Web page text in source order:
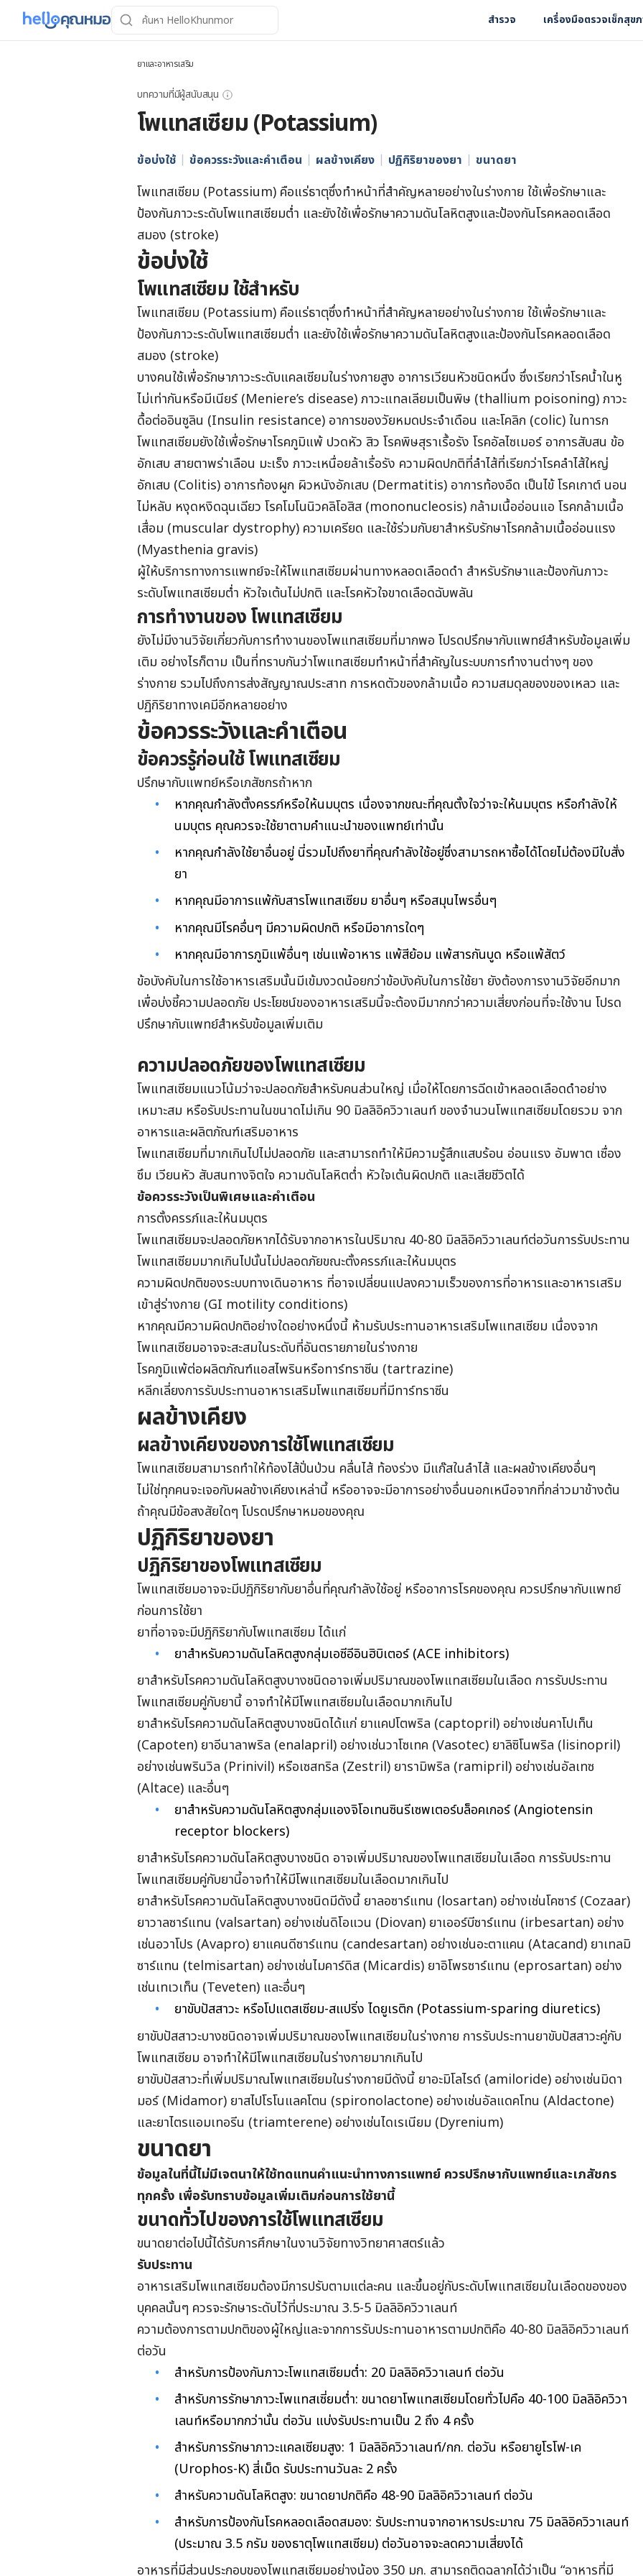
สำรวจ เครื่องมือตรวจเช็กสุข
ยาและอาหารเสริม
บทความที่มีผู้สนับสนุน
โพแทสเซียม (Potassium)
ข้อบ่งใช้ ข้อควรระวังและคำเตือน ผลข้างเคียง ปฏิกิริยาของยา ขนาดยา
โพแทสเซียม (Potassium) คือแร่ธาตุซึ่งทำหน้าที่สำคัญหลายอย่างในร่างกาย ใช้เพื่อรักษาและ
ป้องกันภาวะระดับโพแทสเซียมต่ำ และยังใช้เพื่อรักษาความดันโลหิตสูงและป้องกันโรคหลอดเลือด
สมอง (stroke)
ข้อบ่งใช้
โพแทสเซียม ใช้สำหรับ
โพแทสเซียม (Potassium) คือแร่ธาตุซึ่งทำหน้าที่สำคัญหลายอย่างในร่างกาย ใช้เพื่อรักษาและ
ป้องกันภาวะระดับโพแทสเซียมต่ำ และยังใช้เพื่อรักษาความดันโลหิตสูงและป้องกันโรคหลอดเลือด
สมอง (stroke)
บางคนใช้เพื่อรักษาภาวะระดับแคลเซียมในร่างกายสูง อาการเวียนหัวชนิดหนึ่ง ซึ่งเรียกว่าโรคน้ำในหู
ไม่เท่ากันหรือมีเนียร์ (Meniere’s disease) ภาวะแทลเลียมเป็นพิษ (thallium poisoning) ภาวะ
ดื้อต่ออินซูลิน (Insulin resistance) อาการของวัยหมดประจำเดือน และโคลิก (colic) ในทารก
โพแทสเซียมยังใช้เพื่อรักษาโรคภูมิแพ้ ปวดหัว สิว โรคพิษสุราเรื้อรัง โรคอัลไซเมอร์ อาการสับสน ข้อ
อักเสบ สายตาพร่าเลือน มะเร็ง ภาวะเหนื่อยล้าเรื่อรัง ความผิดปกติที่ลำไส้ที่เรียกว่าโรคลำไส้ใหญ่
อักเสบ (Colitis) อาการท้องผูก ผิวหนังอักเสบ (Dermatitis) อาการท้องอืด เป็นไข้ โรคเกาต์ นอน
ไม่หลับ หงุดหงิดฉุนเฉียว โรคโมโนนิวคลิโอสิส (mononucleosis) กล้ามเนื้ออ่อนแอ โรคกล้ามเนื้อ
เสื่อม (muscular dystrophy) ความเครียด และใช้ร่วมกับยาสำหรับรักษาโรคกล้ามเนื้ออ่อนแรง
(Myasthenia gravis)
ผู้ให้บริการทางการแพทย์จะให้โพแทสเซียมผ่านทางหลอดเลือดดำ สำหรับรักษาและป้องกันภาวะ
ระดับโพแทสเซียมต่ำ หัวใจเต้นไม่ปกติ และโรคหัวใจขาดเลือดฉับพลัน
การทำงานของ โพแทสเซียม
ยังไม่มีงานวิจัยเกี่ยวกับการทำงานของโพแทสเซียมที่มากพอ โปรดปรึกษากับแพทย์สำหรับข้อมูลเพิ่ม
เติม อย่างไรก็ตาม เป็นที่ทราบกันว่าโพแทสเซียมทำหน้าที่สำคัญในระบบการทำงานต่างๆ ของ
ร่างกาย รวมไปถึงการส่งสัญญาณประสาท การหดตัวของกล้ามเนื้อ ความสมดุลของของเหลว และ
ปฏิกิริยาทางเคมีอีกหลายอย่าง
ข้อควรระวังและคำเตือน
ข้อควรรู้ก่อนใช้ โพแทสเซียม
ปรึกษากับแพทย์หรือเภสัชกรถ้าหาก
หากคุณกำลังตั้งครรภ์หรือให้นมบุตร เนื่องจากขณะที่คุณตั้งใจว่าจะให้นมบุตร หรือกำลังให้
นมบุตร คุณควรจะใช้ยาตามคำแนะนำของแพทย์เท่านั้น
หากคุณกำลังใช้ยาอื่นอยู่ นี่รวมไปถึงยาที่คุณกำลังใช้อยู่ซึ่งสามารถหาซื้อได้โดยไม่ต้องมีใบสั่ง
ยา
หากคุณมีอาการแพ้กับสารโพแทสเซียม ยาอื่นๆ หรือสมุนไพรอื่นๆ
หากคุณมีโรคอื่นๆ มีความผิดปกติ หรือมีอาการใดๆ
หากคุณมีอาการภูมิแพ้อื่นๆ เช่นแพ้อาหาร แพ้สีย้อม แพ้สารกันบูด หรือแพ้สัตว์
ข้อบังคับในการใช้อาหารเสริมนั้นมีเข้มงวดน้อยกว่าข้อบังคับในการใช้ยา ยังต้องการงานวิจัยอีกมาก
เพื่อบ่งชี้ความปลอดภัย ประโยชน์ของอาหารเสริมนี้จะต้องมีมากกว่าความเสี่ยงก่อนที่จะใช้งาน โปรด
ปรึกษากับแพทย์สำหรับข้อมูลเพิ่มเติม
ความปลอดภัยของโพแทสเซียม
โพแทสเซียมแนวโน้มว่าจะปลอดภัยสำหรับคนส่วนใหญ่ เมื่อให้โดยการฉีดเข้าหลอดเลือดดำอย่าง
เหมาะสม หรือรับประทานในขนาดไม่เกิน 90 มิลลิอิควิวาเลนท์ ของจำนวนโพแทสเซียมโดยรวม จาก
อาหารและผลิตภัณฑ์เสริมอาหาร
โพแทสเซียมที่มากเกินไปไม่ปลอดภัย และสามารถทำให้มีความรู้สึกแสบร้อน อ่อนแรง อัมพาต เซื่อง
ซึม เวียนหัว สับสนทางจิตใจ ความดันโลหิตต่ำ หัวใจเต้นผิดปกติ และเสียชีวิตได้
ข้อควรระวังเป็นพิเศษและคำเตือน
การตั้งครรภ์และให้นมบุตร
โพแทสเซียมจะปลอดภัยหากได้รับจากอาหารในปริมาณ 40-80 มิลลิอิควิวาเลนท์ต่อวันการรับประทาน
โพแทสเซียมมากเกินไปนั้นไม่ปลอดภัยขณะตั้งครรภ์และให้นมบุตร
ความผิดปกติของระบบทางเดินอาหาร ที่อาจเปลี่ยนแปลงความเร็วของการที่อาหารและอาหารเสริม
เข้าสู่ร่างกาย (GI motility conditions)
หากคุณมีความผิดปกติอย่างใดอย่างหนึ่งนี้ ห้ามรับประทานอาหารเสริมโพแทสเซียม เนื่องจาก
โพแทสเซียมอาจจะสะสมในระดับที่อันตรายภายในร่างกาย
โรคภูมิแพ้ต่อผลิตภัณฑ์แอสไพรินหรือทาร์ทราซีน (tartrazine)
หลีกเลี่ยงการรับประทานอาหารเสริมโพแทสเซียมที่มีทาร์ทราซีน
ผลข้างเคียง
ผลข้างเคียงของการใช้โพแทสเซียม
โพแทสเซียมสามารถทำให้ท้องไส้ปั่นป่วน คลื่นไส้ ท้องร่วง มีแก๊สในลำไส้ และผลข้างเคียงอื่นๆ
ไม่ใช่ทุกคนจะเจอกับผลข้างเคียงเหล่านี้ หรืออาจจะมีอาการอย่างอื่นนอกเหนือจากที่กล่าวมาข้างต้น
ถ้าคุณมีข้อสงสัยใดๆ โปรดปรึกษาหมอของคุณ
ปฏิกิริยาของยา
ปฏิกิริยาของโพแทสเซียม
โพแทสเซียมอาจจะมีปฏิกิริยากับยาอื่นที่คุณกำลังใช้อยู่ หรืออาการโรคของคุณ ควรปรึกษากับแพทย์
ก่อนการใช้ยา
ยาที่อาจจะมีปฏิกิริยากับโพแทสเซียม ได้แก่
ยาสำหรับความดันโลหิตสูงกลุ่มเอซีอีอินฮิบิเตอร์ (ACE inhibitors)
ยาสำหรับโรคความดันโลหิตสูงบางชนิดอาจเพิ่มปริมาณของโพแทสเซียมในเลือด การรับประทาน
โพแทสเซียมคู่กับยานี้ อาจทำให้มีโพแทสเซียมในเลือดมากเกินไป
ยาสำหรับโรคความดันโลหิตสูงบางชนิดได้แก่ ยาแคปโตพริล (captopril) อย่างเช่นคาโปเท็น
(Capoten) ยาอีนาลาพริล (enalapril) อย่างเช่นวาโซเทค (Vasotec) ยาลิซิโนพริล (lisinopril)
อย่างเช่นพรินวิล (Prinivil) หรือเซสทริล (Zestril) ยารามิพริล (ramipril) อย่างเช่นอัลเทซ
(Altace) และอื่นๆ
ยาสำหรับความดันโลหิตสูงกลุ่มแองจิโอเทนซินรีเซพเตอร์บล็อคเกอร์ (Angiotensin
receptor blockers)
ยาสำหรับโรคความดันโลหิตสูงบางชนิด อาจเพิ่มปริมาณของโพแทสเซียมในเลือด การรับประทาน
โพแทสเซียมคู่กับยานี้อาจทำให้มีโพแทสเซียมในเลือดมากเกินไป
ยาสำหรับโรคความดันโลหิตสูงบางชนิดมีดังนี้ ยาลอซาร์แทน (losartan) อย่างเช่นโคซาร์ (Cozaar)
ยาวาลซาร์แทน (valsartan) อย่างเช่นดิโอแวน (Diovan) ยาเออร์บีซาร์แทน (irbesartan) อย่าง
เช่นอวาโปร (Avapro) ยาแคนดีซาร์แทน (candesartan) อย่างเช่นอะตาแคน (Atacand) ยาเทลมิ
ซาร์แทน (telmisartan) อย่างเช่นไมคาร์ดิส (Micardis) ยาอิโพรซาร์แทน (eprosartan) อย่าง
เช่นเทเวเท็น (Teveten) และอื่นๆ
ยาขับปัสสาวะ หรือโปแตสเซียม-สแปริ่ง ไดยูเรติก (Potassium-sparing diuretics)
ยาขับปัสสาวะบางชนิดอาจเพิ่มปริมาณของโพแทสเซียมในร่างกาย การรับประทานยาขับปัสสาวะคู่กับ
โพแทสเซียม อาจทำให้มีโพแทสเซียมในร่างกายมากเกินไป
ยาขับปัสสาวะที่เพิ่มปริมาณโพแทสเซียมในร่างกายมีดังนี้ ยาอะมิโลไรด์ (amiloride) อย่างเช่นมิดา
มอร์ (Midamor) ยาสไปโรโนแลคโตน (spironolactone) อย่างเช่นอัลแดคโทน (Aldactone)
และยาไตรแอมเทอรีน (triamterene) อย่างเช่นไดเรเนียม (Dyrenium)
ขนาดยา
ข้อมูลในที่นี้ไม่มีเจตนาให้ใช้ทดแทนคำแนะนำทางการแพทย์ ควรปรึกษากับแพทย์และเภสัชกร
ทุกครั้ง เพื่อรับทราบข้อมูลเพิ่มเติมก่อนการใช้ยานี้
ขนาดทั่วไปของการใช้โพแทสเซียม
ขนาดยาต่อไปนี้ได้รับการศึกษาในงานวิจัยทางวิทยาศาสตร์แล้ว
รับประทาน
อาหารเสริมโพแทสเซียมต้องมีการปรับตามแต่ละคน และขึ้นอยู่กับระดับโพแทสเซียมในเลือดของของ
บุคคลนั้นๆ ควรจะรักษาระดับไว้ที่ประมาณ 3.5-5 มิลลิอิควิวาเลนท์
ความต้องการตามปกติของผู้ใหญ่และจากการรับประทานอาหารตามปกติคือ 40-80 มิลลิอิควิวาเลนท์
ต่อวัน
สำหรับการป้องกันภาวะโพแทสเซียมต่ำ: 20 มิลลิอิควิวาเลนท์ ต่อวัน
สำหรับการรักษาภาวะโพแทสเซี่ยมต่ำ: ขนาดยาโพแทสเซียมโดยทั่วไปคือ 40-100 มิลลิอิควิวา
เลนท์หรือมากกว่านั้น ต่อวัน แบ่งรับประทานเป็น 2 ถึง 4 ครั้ง
สำหรับการรักษาภาวะแคลเซียมสูง: 1 มิลลิอิควิวาเลนท์/กก. ต่อวัน หรือยายูโรโฟ-เค
(Urophos-K) สี่เม็ด รับประทานวันละ 2 ครั้ง
สำหรับความดันโลหิตสูง: ขนาดยาปกติคือ 48-90 มิลลิอิควิวาเลนท์ ต่อวัน
สำหรับการป้องกันโรคหลอดเลือดสมอง: รับประทานจากอาหารประมาณ 75 มิลลิอิควิวาเลนท์
(ประมาณ 3.5 กรัม ของธาตุโพแทสเซียม) ต่อวันอาจจะลดความเสี่ยงได้
อาหารที่มีส่วนประกอบของโพแทสเซียมอย่างน้อง 350 มก. สามารถติดฉลากได้ว่าเป็น “อาหารที่มี